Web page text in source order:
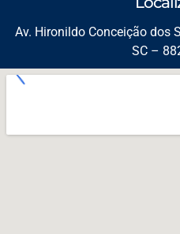
Av. Hironildo Conceição dos
SC –